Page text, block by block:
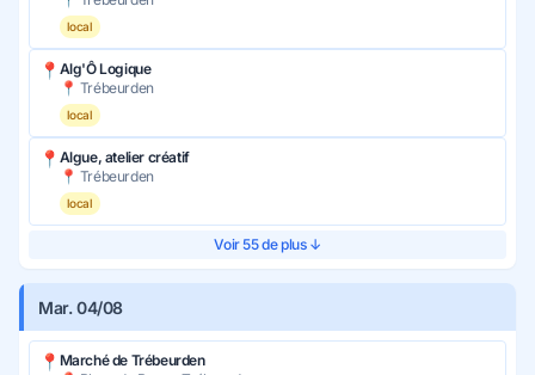
local
📍 Alg'Ô Logique
📍 Trébeurden
local
📍 Algue, atelier créatif
📍 Trébeurden
local
Voir 55 de plus ↓
Mar. 04/08
📍 Marché de Trébeurden